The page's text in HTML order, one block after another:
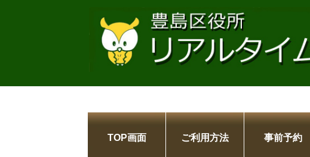
TOP画面 ご利用方法 事前予約